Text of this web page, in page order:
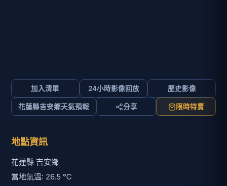
加入清單 24小時影像回放 歷史影像
花蓮縣吉安鄉天氣預報 分享 限時特賣
地點資訊
花蓮縣 吉安鄉
當地氣溫: 26.5 ℃